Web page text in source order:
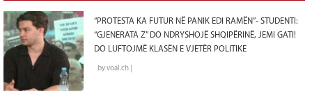
“PROTESTA KA FUTUR NË PANIK EDI RAMËN”- STUDENTI:
“GJENERATA Z” DO NDRYSHOJË SHQIPËRINË, JEMI GATI!
DO LUFTOJMË KLASËN E VJETËR POLITIKE
by voal.ch |